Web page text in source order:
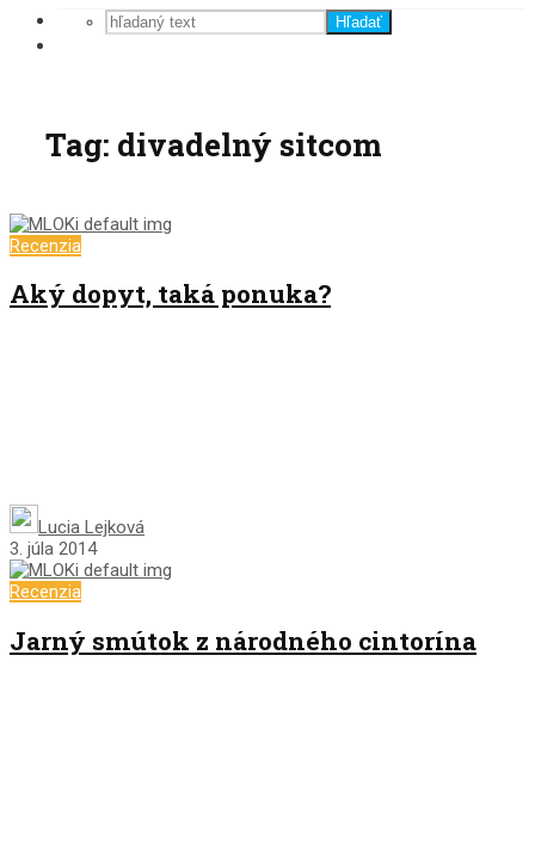
Hľadať
Tag: divadelný sitcom
Recenzia
Aký dopyt, taká ponuka?
Lucia Lejková
3. júla 2014
Recenzia
Jarný smútok z národného cintorína